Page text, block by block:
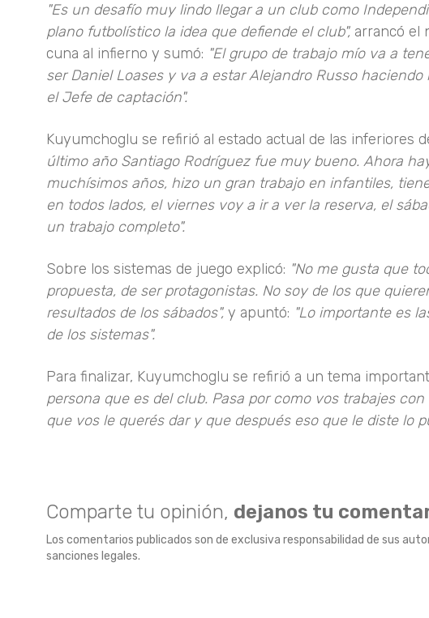
"Es un desafío muy lindo llegar a un club como
plano futbolístico la idea que defiende el club", arrancó el
cuna al infierno y sumó: "El grupo de trabajo mío va a
ser Daniel Loases y va a estar Alejandro Russo
el Jefe de captación".
Kuyumchoglu se refirió al estado actual de las inferiores
último año Santiago Rodríguez fue muy bueno. Ahora
muchísimos años, hizo un gran trabajo en infantiles,
en todos lados, el viernes voy a ir a ver la reserva, el
un trabajo completo".
Sobre los sistemas de juego explicó: "No me gusta que
propuesta, de ser protagonistas. No soy de los que
resultados de los sábados", y apuntó: "Lo importante es
de los sistemas".
Para finalizar, Kuyumchoglu se refirió a un tema
persona que es del club. Pasa por como vos trabajes
que vos le querés dar y que después eso que le diste lo
Comparte tu opinión, dejanos tu
Los comentarios publicados son de exclusiva responsabilidad de sus
sanciones legales.